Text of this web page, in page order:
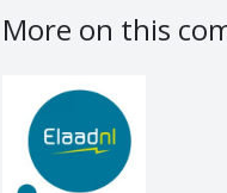
More on this